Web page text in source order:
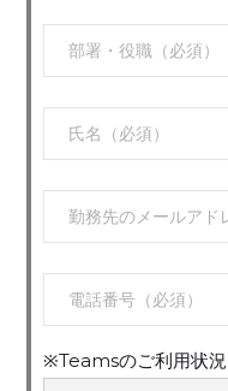
※Teamsのご利用状況